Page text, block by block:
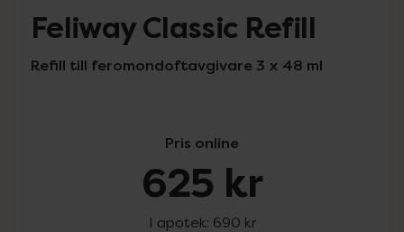
Feliway Classic Refill
Refill till feromondoftavgivare 3 x 48 ml
Pris online
625 kr
I apotek: 690 kr